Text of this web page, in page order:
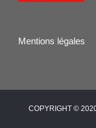
Mentions légales
COPYRIGHT ©